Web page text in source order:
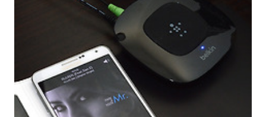
디오 RAP-BT2은 쉽게 스마트TV에 블루투스 이어폰을 달아 주는 거라고
보면 되요. 그래서 멀리 떨어져 있어도 이어폰으로 TV소리를 들을 수 있
습니다. 기존 무선이어폰 보다 없그레이드 된 리모디오 RAP-BT2는 디지
털오디오(광 2채널PCM) 등 모든 오디오 장치를 지원합니다..